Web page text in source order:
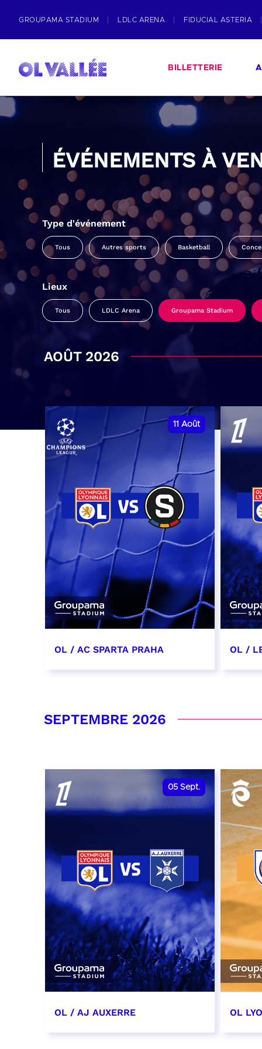
GROUPAMA STADIUM LDLC ARENA FIDUCIAL ASTERIA
BILLETTERIE
ÉVÉNEMENTS À
Type d'événement
Tous Autres sports Basketball
Lieux
Tous LDLC Arena Groupama Stadium
AOÛT 2026
11 Août
OL / AC SPARTA PRAHA OL /
SEPTEMBRE 2026
05 Sept.
OL / AJ AUXERRE OL